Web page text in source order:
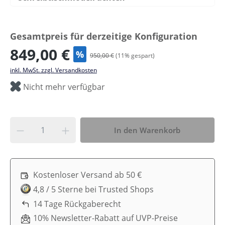
Gesamtpreis für derzeitige Konfiguration
849,00 € % 950,00 €(11% gespart)
inkl. MwSt. zzgl. Versandkosten
Nicht mehr verfügbar
In den Warenkorb
Kostenloser Versand ab 50 €
4,8 / 5 Sterne bei Trusted Shops
14 Tage Rückgaberecht
10% Newsletter-Rabatt auf UVP-Preise